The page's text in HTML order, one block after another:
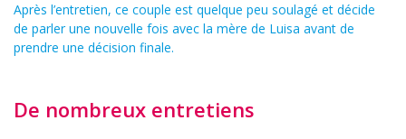
Après l’entretien, ce couple est quelque peu soulagé et décide
de parler une nouvelle fois avec la mère de Luisa avant de
prendre une décision finale.
De nombreux entretiens